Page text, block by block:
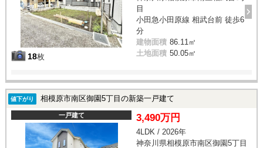
18枚
目
小田急小田原線 相武台前 徒歩6
分
建物面積 86.11㎡
土地面積 50.05㎡
値下がり 相模原市南区御園5丁目の新築一戸建て
一戸建て 3,490万円
4LDK / 2026年
神奈川県相模原市南区御園5丁目